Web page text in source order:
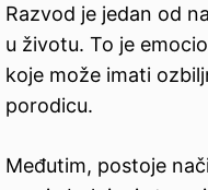
Razvod je jedan od
u životu. To je
koje može imati
porodicu.
Međutim, postoje